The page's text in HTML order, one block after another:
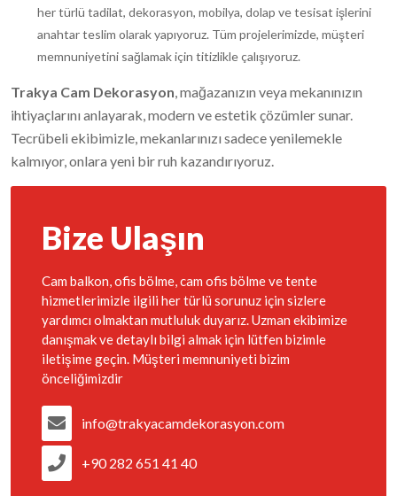
Bize Ulaşın
Cam balkon, ofis bölme, cam ofis bölme ve tente
hizmetlerimizle ilgili her türlü sorunuz için sizlere
yardımcı olmaktan mutluluk duyarız. Uzman ekibimize
danışmak ve detaylı bilgi almak için lütfen bizimle
iletişime geçin. Müşteri memnuniyeti bizim
önceliğimizdir
info@trakyacamdekorasyon.com
+90 282 651 41 40
her türlü tadilat, dekorasyon, mobilya, dolap ve tesisat işlerini
anahtar teslim olarak yapıyoruz. Tüm projelerimizde, müşteri
memnuniyetini sağlamak için titizlikle çalışıyoruz.
Trakya Cam Dekorasyon, mağazanızın veya mekanınızın
ihtiyaçlarını anlayarak, modern ve estetik çözümler sunar.
Tecrübeli ekibimizle, mekanlarınızı sadece yenilemekle
kalmıyor, onlara yeni bir ruh kazandırıyoruz.